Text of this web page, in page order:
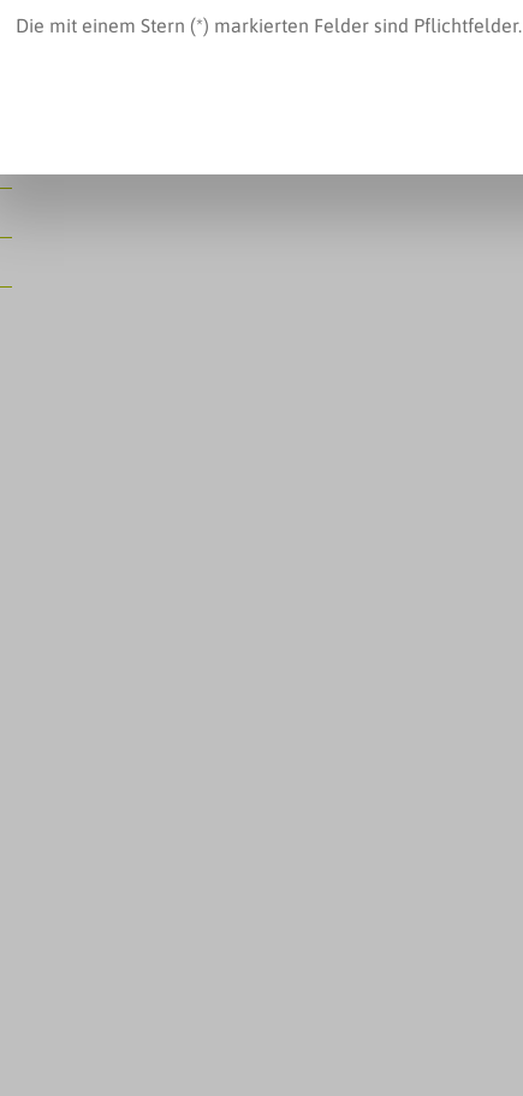
Keine Produkte gefunden.
Die mit einem Stern (*) markierten Felder sind Pflichtfelder.